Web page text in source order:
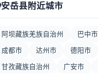
安岳县附近城市
阿坝藏族羌族自治州 巴中市
成都市 达州市 德阳市
甘孜藏族自治州 广安市